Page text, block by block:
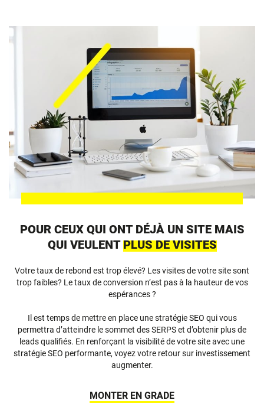
POUR CEUX QUI ONT DÉJÀ UN SITE MAIS
QUI VEULENTPLUS DE VISITES
Votre taux de rebond est trop élevé? Les visites de votre site sont
trop faibles? Le taux de conversion n’est pas à la hauteur de vos
espérances ?
Il est temps de mettre en place une stratégie SEO qui vous
permettra d’atteindre le sommet des SERPS et d’obtenir plus de
leads qualifiés. En renforçant la visibilité de votre site avec une
stratégie SEO performante, voyez votre retour sur investissement
augmenter.
MONTER EN GRADE